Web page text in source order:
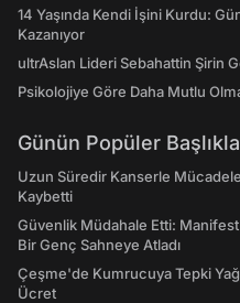
14 Yaşında Kendi İşini Kurdu:
Kazanıyor
ultrAslan Lideri Sebahattin Şirin
Psikolojiye Göre Daha Mutlu
Günün Popüler
Uzun Süredir Kanserle Mücadele
Kaybetti
Güvenlik Müdahale Etti:
Bir Genç Sahneye Atladı
Çeşme'de Kumrucuya Tepki
Ücret